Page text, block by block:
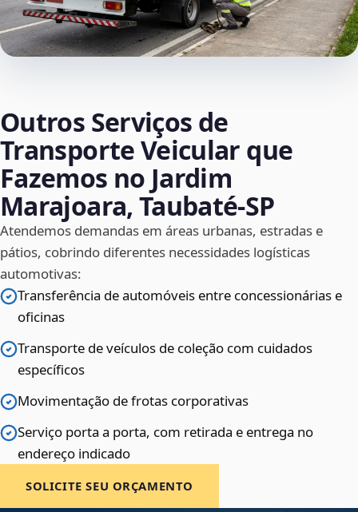
Outros Serviços de
Transporte Veicular que
Fazemos no Jardim
Marajoara, Taubaté‑SP
Atendemos demandas em áreas urbanas, estradas e
pátios, cobrindo diferentes necessidades logísticas
automotivas:
Transferência de automóveis entre concessionárias e
oficinas
Transporte de veículos de coleção com cuidados
específicos
Movimentação de frotas corporativas
Serviço porta a porta, com retirada e entrega no
endereço indicado
SOLICITE SEU ORÇAMENTO